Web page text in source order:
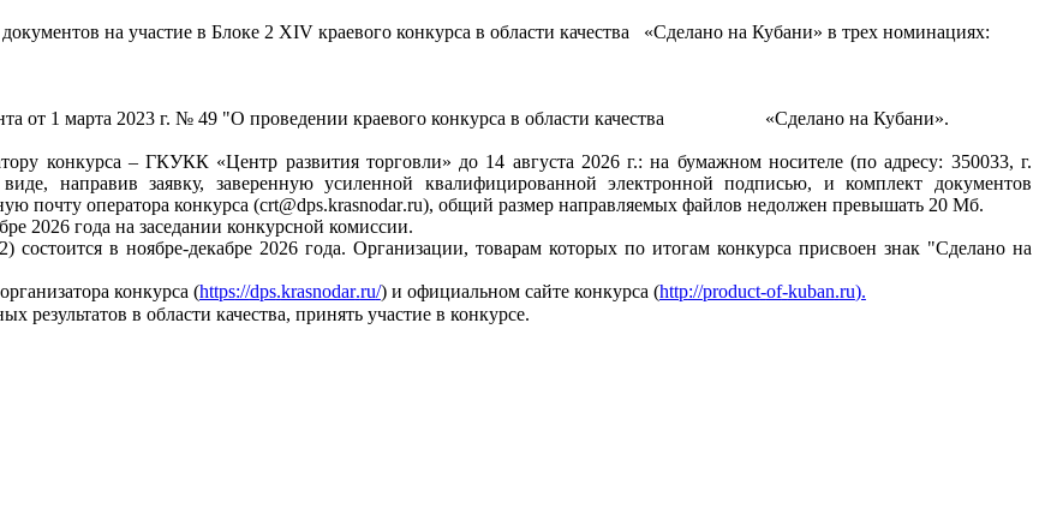
на участие в Блоке 2 XIV краевого конкурса в области качества «Сделано на Кубани» в трех номинациях:
от 1 марта 2023 г. № 49 "О проведении краевого конкурса в области качества
«Сделано на Кубани».
конкурса – ГКУКК «Центр развития торговли» до 14 августа 2026 г.: на бумажном носителе (по адресу: 350033, г.
направив заявку, заверенную усиленной квалифицированной электронной подписью, и комплект документов
почту оператора конкурса (crt@dps.krasnodar.ru), общий размер направляемых файлов недолжен превышать 20 Мб.
2026 года на заседании конкурсной комиссии.
в ноябре-декабре 2026 года. Организации, товарам которых по итогам конкурса присвоен знак "Сделано на
конкурса (https://dps.krasnodar.ru/) и официальном сайте конкурса (http://product-of-kuban.ru).
результатов в области качества, принять участие в конкурсе.